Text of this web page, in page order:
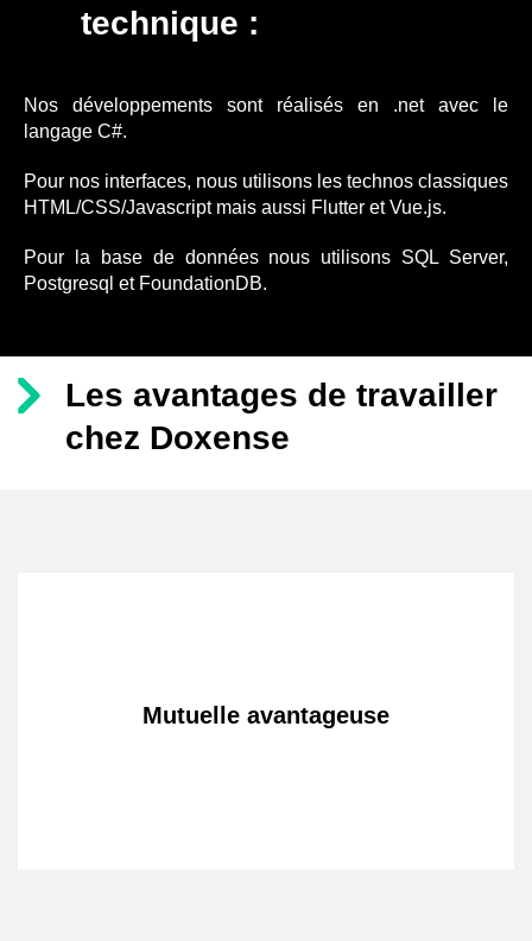
technique :
Nos développements sont réalisés en .net avec le
langage C#.
Pour nos interfaces, nous utilisons les technos classiques
HTML/CSS/Javascript mais aussi Flutter et Vue.js.
Pour la base de données nous utilisons SQL Server,
Postgresql et FoundationDB.
Les avantages de travailler
chez Doxense
Mutuelle avantageuse